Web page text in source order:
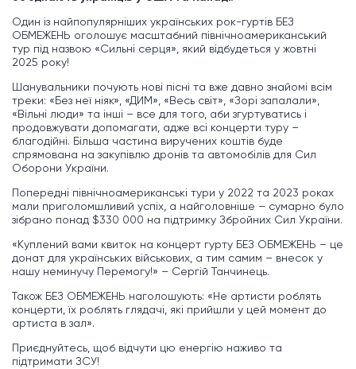
Один із найпопулярніших українських рок-гуртів БЕЗ
ОБМЕЖЕНЬ оголошує масштабний північноамериканський
тур під назвою «Сильні серця», який відбудеться у жовтні
2025 року!
Шанувальники почують нові пісні та вже давно знайомі всім
треки: «Без неї ніяк», «ДИМ», «Весь світ», «Зорі запалали»,
«Вільні люди» та інші – все для того, аби згуртуватись і
продовжувати допомагати, адже всі концерти туру –
благодійні. Більша частина виручених коштів буде
спрямована на закупівлю дронів та автомобілів для Сил
Оборони України.
Попередні північноамериканські тури у 2022 та 2023 роках
мали приголомшливий успіх, а найголовніше – сумарно було
зібрано понад $330 000 на підтримку Збройних Сил України.
«Куплений вами квиток на концерт гурту БЕЗ ОБМЕЖЕНЬ – це
донат для українських військових, а тим самим – внесок у
нашу неминучу Перемогу!» – Сергій Танчинець.
Також БЕЗ ОБМЕЖЕНЬ наголошують: «Не артисти роблять
концерти, їх роблять глядачі, які прийшли у цей момент до
артиста в зал».
Приєднуйтесь, щоб відчути цю енергію наживо та
підтримати ЗСУ!